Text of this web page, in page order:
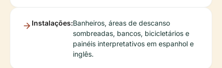
Instalações:Banheiros, áreas de descanso
sombreadas, bancos, bicicletários e
painéis interpretativos em espanhol e
inglês.